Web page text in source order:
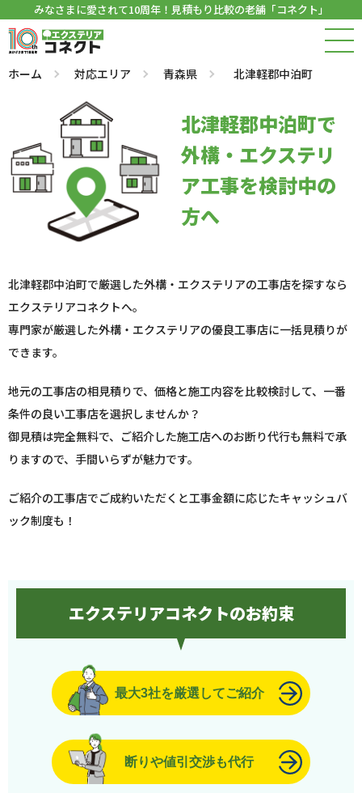
みなさまに愛されて10周年！見積もり比較の老舗「コネクト」
ホーム 対応エリア 青森県 北津軽郡中泊町
北津軽郡中泊町で
外構・エクステリ
ア工事を検討中の
方へ
北津軽郡中泊町で厳選した外構・エクステリアの工事店を探すなら
エクステリアコネクトへ。
専門家が厳選した外構・エクステリアの優良工事店に一括見積りが
できます。
地元の工事店の相見積りで、価格と施工内容を比較検討して、一番
条件の良い工事店を選択しませんか？
御見積は完全無料で、ご紹介した施工店へのお断り代行も無料で承
りますので、手間いらずが魅力です。
ご紹介の工事店でご成約いただくと工事金額に応じたキャッシュバ
ック制度も！
エクステリアコネクトのお約束
最大3社を厳選してご紹介
断りや値引交渉も代行